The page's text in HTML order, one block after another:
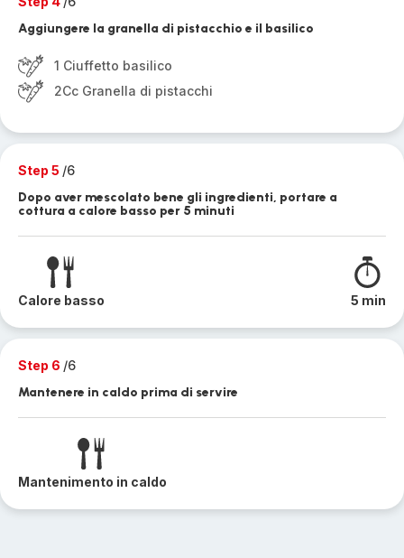
Aggiungere la granella di pistacchio e il basilico
1 Ciuffetto basilico
2Cc Granella di pistacchi
Step 5 /6
Dopo aver mescolato bene gli ingredienti, portare a
cottura a calore basso per 5 minuti
Calore basso 5 min
Step 6 /6
Mantenere in caldo prima di servire
Mantenimento in caldo